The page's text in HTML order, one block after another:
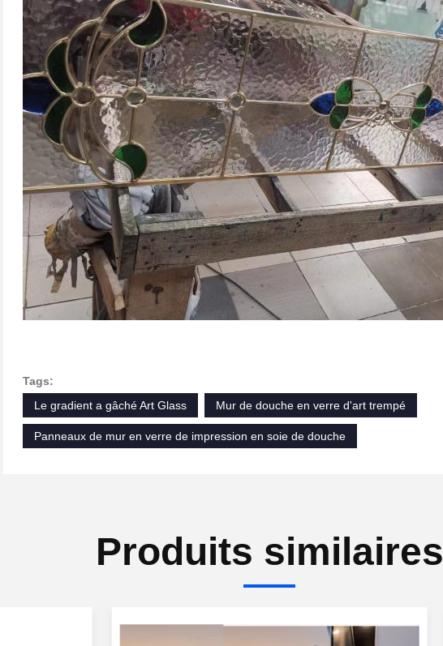
Tags:
Le gradient a gâché Art Glass
Mur de douche en verre d'art trempé
Panneaux de mur en verre de impression en soie de douche
Produits similaires